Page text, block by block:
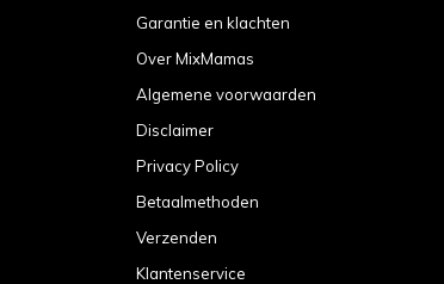
Garantie en klachten
Over MixMamas
Algemene voorwaarden
Disclaimer
Privacy Policy
Betaalmethoden
Verzenden
Klantenservice